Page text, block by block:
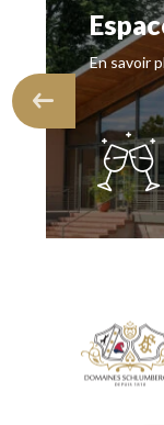
En savoir
Domaines